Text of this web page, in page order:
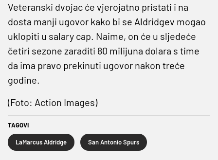
Veteranski dvojac će vjerojatno pristati i na
dosta manji ugovor kako bi se Aldridgev mogao
uklopiti u salary cap. Naime, on će u sljedeće
četiri sezone zaraditi 80 milijuna dolara s time
da ima pravo prekinuti ugovor nakon treće
godine.
(Foto: Action Images)
TAGOVI
LaMarcus Aldridge San Antonio Spurs